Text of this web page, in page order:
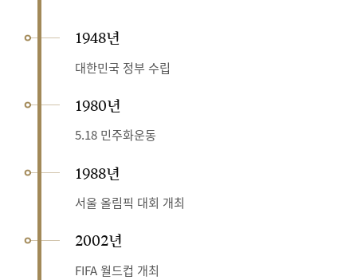
1948년
대한민국 정부 수립
1980년
5.18 민주화운동
1988년
서울 올림픽 대회 개최
2002년
FIFA 월드컵 개최